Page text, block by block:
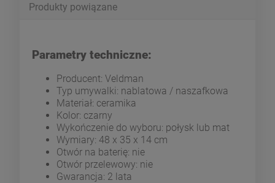
Produkty powiązane
Parametry techniczne:
Producent: Veldman
Typ umywalki: nablatowa / naszafkowa
Materiał: ceramika
Kolor: czarny
Wykończenie do wyboru: połysk lub mat
Wymiary: 48 x 35 x 14 cm
Otwór na baterię: nie
Otwór przelewowy: nie
Gwarancja: 2 lata